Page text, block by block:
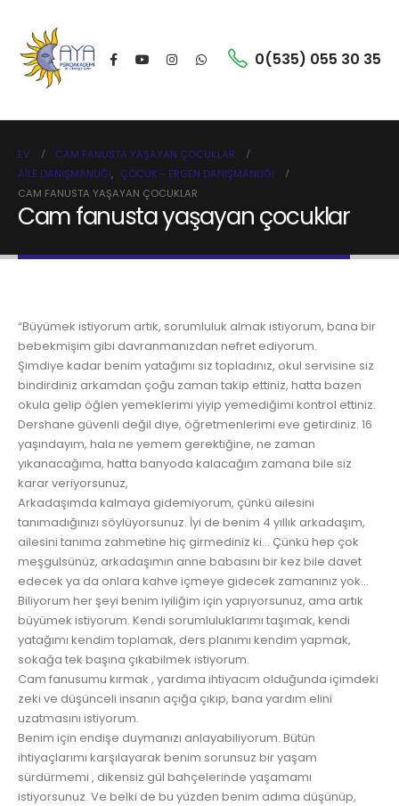
0(535) 055 30 35
EV
CAM FANUSTA YAŞAYAN ÇOCUKLAR
AILE DANIŞMANLIĞI, ÇOCUK - ERGEN DANIŞMANLIĞI
CAM FANUSTA YAŞAYAN ÇOCUKLAR
Cam fanusta yaşayan çocuklar
“Büyümek istiyorum artık, sorumluluk almak istiyorum, bana bir
bebekmişim gibi davranmanızdan nefret ediyorum.
Şimdiye kadar benim yatağımı siz topladınız, okul servisine siz
bindirdiniz arkamdan çoğu zaman takip ettiniz, hatta bazen
okula gelip öğlen yemeklerimi yiyip yemediğimi kontrol ettiniz.
Dershane güvenli değil diye, öğretmenlerimi eve getirdiniz. 16
yaşındayım, hala ne yemem gerektiğine, ne zaman
yıkanacağıma, hatta banyoda kalacağım zamana bile siz
karar veriyorsunuz,
Arkadaşımda kalmaya gidemiyorum, çünkü ailesini
tanımadığınızı söylüyorsunuz. İyi de benim 4 yıllık arkadaşım,
ailesini tanıma zahmetine hiç girmediniz ki… Çünkü hep çok
meşgulsünüz, arkadaşımın anne babasını bir kez bile davet
edecek ya da onlara kahve içmeye gidecek zamanınız yok…
Biliyorum her şeyi benim iyiliğim için yapıyorsunuz, ama artık
büyümek istiyorum. Kendi sorumluluklarımı taşımak, kendi
yatağımı kendim toplamak, ders planımı kendim yapmak,
sokağa tek başına çıkabilmek istiyorum.
Cam fanusumu kırmak , yardıma ihtiyacım olduğunda içimdeki
zeki ve düşünceli insanın açığa çıkıp, bana yardım elini
uzatmasını istiyorum.
Benim için endişe duymanızı anlayabiliyorum. Bütün
ihtiyaçlarımı karşılayarak benim sorunsuz bir yaşam
sürdürmemi , dikensiz gül bahçelerinde yaşamamı
istiyorsunuz. Ve belki de bu yüzden benim adıma düşünüp,